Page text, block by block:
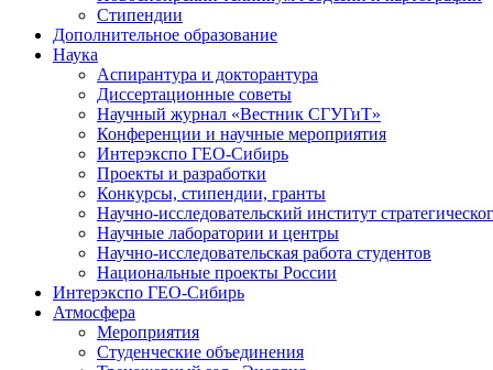
Стипендии
Дополнительное образование
Наука
Аспирантура и докторантура
Диссертационные советы
Научный журнал «Вестник СГУГиТ»
Конференции и научные мероприятия
Интерэкспо ГЕО-Сибирь
Проекты и разработки
Конкурсы, стипендии, гранты
Научно-исследовательский институт
Научные лаборатории и центры
Научно-исследовательская работа студентов
Национальные проекты России
Интерэкспо ГЕО-Сибирь
Атмосфера
Мероприятия
Студенческие объединения